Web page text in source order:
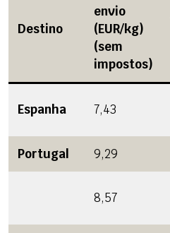
Destino
envio
(EUR/kg)
(sem
impostos)
Espanha 7,43
Portugal 9,29
8,57